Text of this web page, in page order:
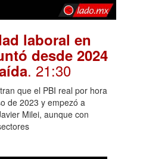
laboral en
desde 2024
. 21:30
que el PBI real por hora
de 2023 y empezó a
Milei, aunque con